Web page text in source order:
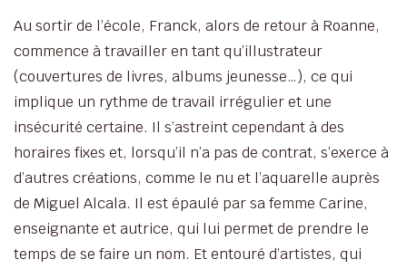
Au sortir de l’école, Franck, alors de retour à Roanne,
commence à travailler en tant qu’illustrateur
(couvertures de livres, albums jeunesse…), ce qui
implique un rythme de travail irrégulier et une
insécurité certaine. Il s’astreint cependant à des
horaires fixes et, lorsqu’il n’a pas de contrat, s’exerce à
d’autres créations, comme le nu et l’aquarelle auprès
de Miguel Alcala. Il est épaulé par sa femme Carine,
enseignante et autrice, qui lui permet de prendre le
temps de se faire un nom. Et entouré d’artistes, qui